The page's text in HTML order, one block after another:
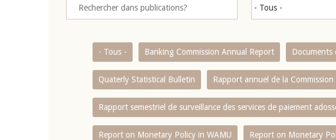
- Tous - Banking Commission Annual Report Documents
Quaterly Statistical Bulletin Rapport annuel de la Commission
Rapport semestriel de surveillance des services de paiement
Report on Monetary Policy in WAMU Report on Monetary